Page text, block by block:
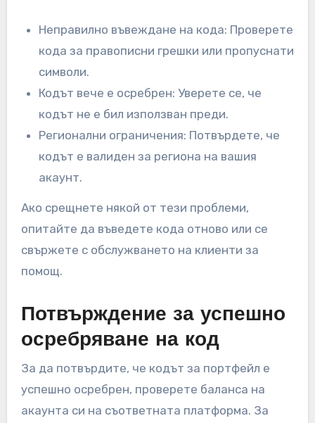
Неправилно въвеждане на кода: Проверете
кода за правописни грешки или пропуснати
символи.
Кодът вече е осребрен: Уверете се, че
кодът не е бил използван преди.
Регионални ограничения: Потвърдете, че
кодът е валиден за региона на вашия
акаунт.
Ако срещнете някой от тези проблеми,
опитайте да въведете кода отново или се
свържете с обслужването на клиенти за
помощ.
Потвърждение за успешно
осребряване на код
За да потвърдите, че кодът за портфейл е
успешно осребрен, проверете баланса на
акаунта си на съответната платформа. За